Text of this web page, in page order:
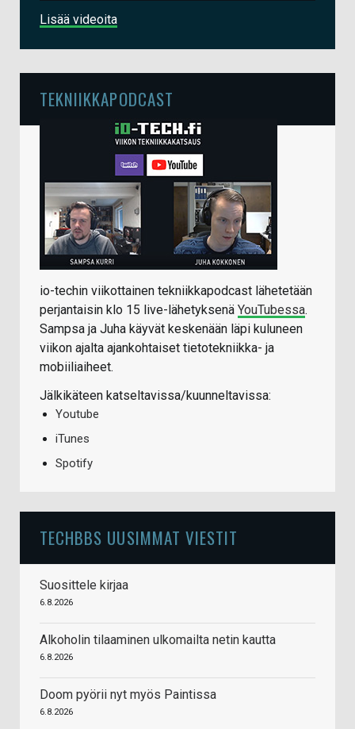
Lisää videoita
TEKNIIKKAPODCAST
io-techin viikottainen tekniikkapodcast lähetetään
perjantaisin klo 15 live-lähetyksenä YouTubessa.
Sampsa ja Juha käyvät keskenään läpi kuluneen
viikon ajalta ajankohtaiset tietotekniikka- ja
mobiiliaiheet.
Jälkikäteen katseltavissa/kuunneltavissa:
Youtube
iTunes
Spotify
TECHBBS UUSIMMAT VIESTIT
Suosittele kirjaa
6.8.2026
Alkoholin tilaaminen ulkomailta netin kautta
6.8.2026
Doom pyörii nyt myös Paintissa
6.8.2026